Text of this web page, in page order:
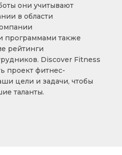
они учитывают
в области
программами также
рейтинги
Discover Fitness
проект фитнес-
цели и задачи, чтобы
таланты.